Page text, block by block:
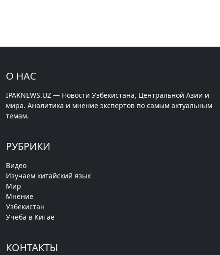
О НАС
IPAKNEWS.UZ — Новости Узбекистана, Центральной Азии и
мира. Аналитика и мнение экспертов по самым актуальным
темам.
РУБРИКИ
Видео
Изучаем китайский язык
Мир
Мнение
Узбекистан
Учеба в Китае
КОНТАКТЫ